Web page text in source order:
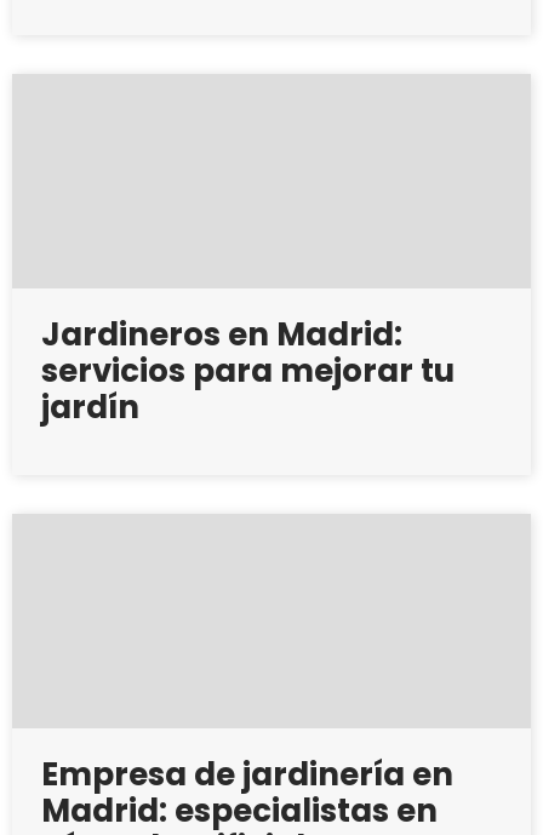
Jardineros en Madrid:
servicios para mejorar tu
jardín
Empresa de jardinería en
Madrid: especialistas en